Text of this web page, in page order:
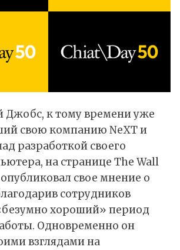
к тому времени уже
свою компанию NeXT и
разработкой своего
на странице The Wall
свое мнение о
сотрудников
хороший» период
Одновременно он
взглядами на